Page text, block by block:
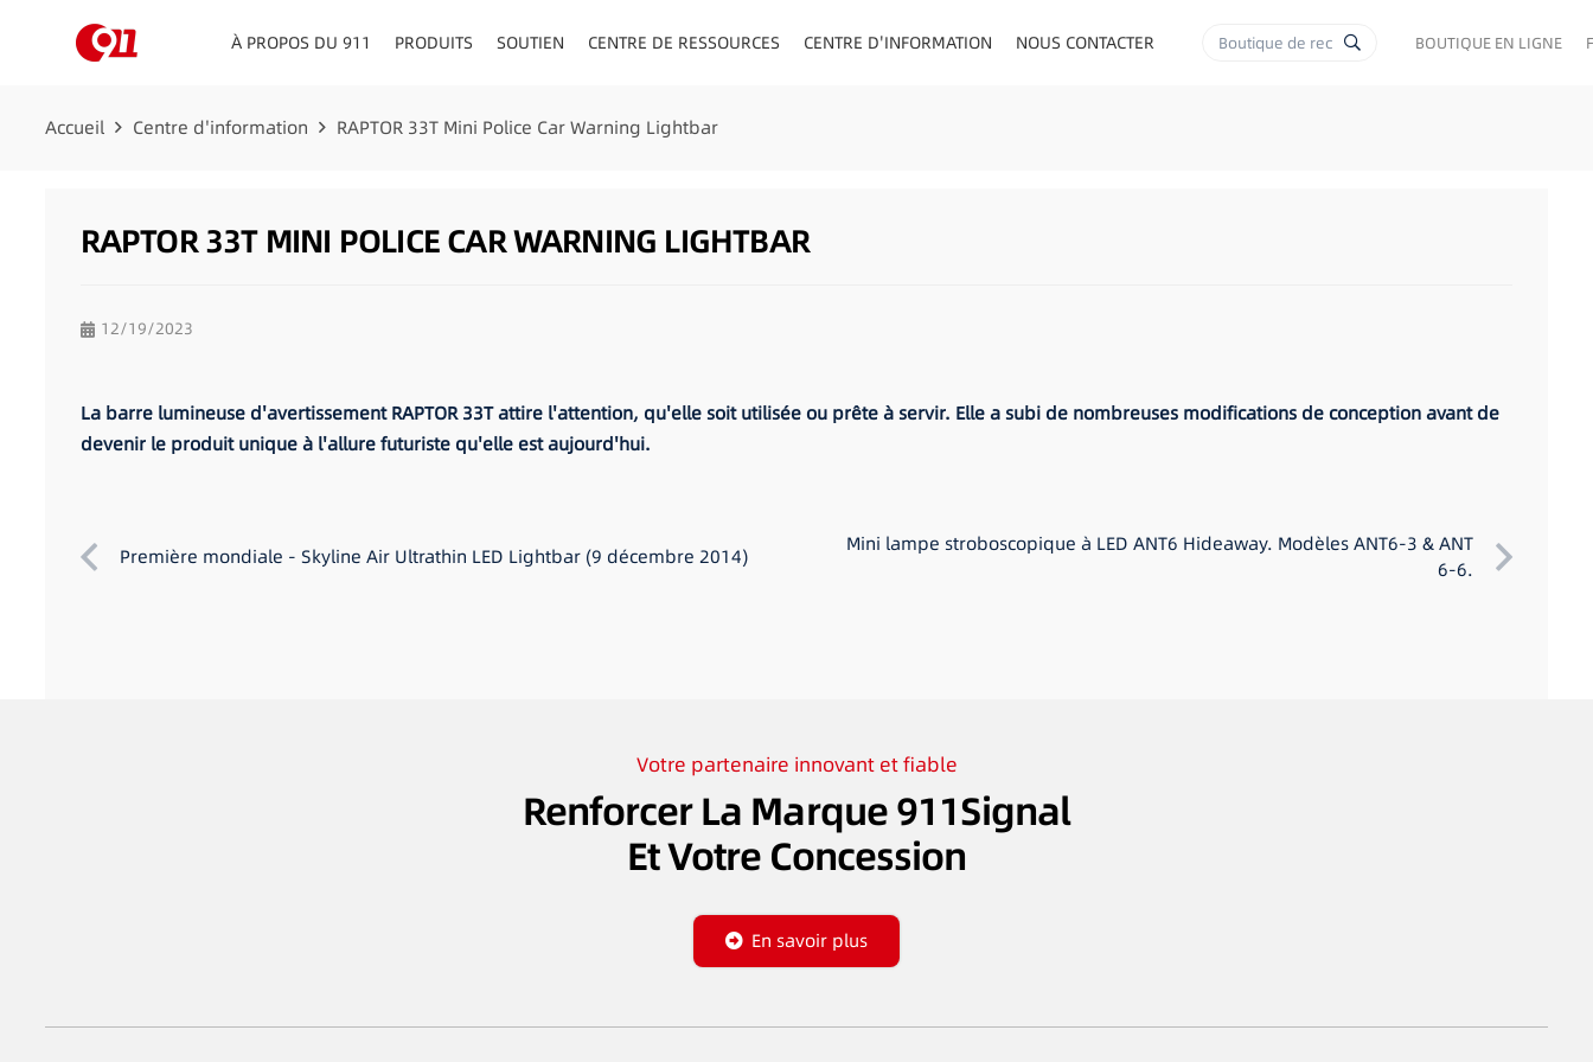
À PROPOS DU 911 PRODUITS SOUTIEN CENTRE DE RESSOURCES CENTRE D'INFORMATION NOUS CONTACTER BOUTIQUE EN LIGNE
Accueil Centre d'information RAPTOR 33T Mini Police Car Warning Lightbar
RAPTOR 33T MINI POLICE CAR WARNING LIGHTBAR
12/19/2023
La barre lumineuse d'avertissement RAPTOR 33T attire l'attention, qu'elle soit utilisée ou prête à servir. Elle a subi de nombreuses modifications de conception avant de
devenir le produit unique à l'allure futuriste qu'elle est aujourd'hui.
Première mondiale - Skyline Air Ultrathin LED Lightbar (9 décembre 2014)
Mini lampe stroboscopique à LED ANT6 Hideaway. Modèles ANT6-3 & ANT
6-6.
Votre partenaire innovant et fiable
Renforcer La Marque 911Signal
Et Votre Concession
En savoir plus